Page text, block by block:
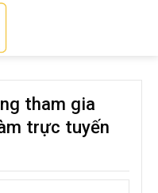
tham gia
trực tuyến